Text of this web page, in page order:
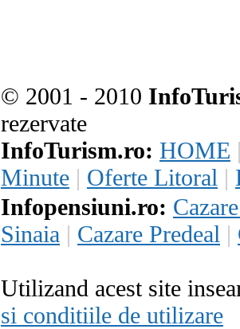
© 2001 - 2010
rezervate
InfoTurism.ro: HOME
Minute | Oferte Litoral |
Infopensiuni.ro:
Sinaia | Cazare Predeal |
Utilizand acest site
si conditiile de utilizare